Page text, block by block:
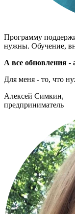
Программу
нужны. Обучение,
А все обновления -
Для меня - то, что
Алексей Симкин,
предприниматель